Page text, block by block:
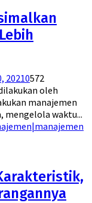
20210572
oleh
manajemen
mengelola waktu...